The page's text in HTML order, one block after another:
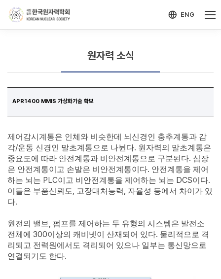
ENG
원자력 소식
APR1400 MMIS 가상화기술 확보
제어감시계통은 인체와 비슷한데 뇌신경인 충추계통과 감
각/운동 신경인 말초계통으로 나뉜다. 원자력의 말초계통은
중요도에 따라 안전계통과 비안전계통으로 구분된다. 심장
은 안전계통이고 손발은 비안전계통이다. 안전계통을 제어
하는 뇌는 PLC이고 비안전계통을 제어하는 뇌는 DCS이다.
이들은 부품신뢰도, 고장대처능력, 자율성 등에서 차이가 있
다.
원전의 밸브 , 펌프를 제어하는 두 유형의 시스템은 발전소
전체에 300이상의 캐비넷이 산재되어 있다. 물리적으로 격
리되고 전력원에서도 격리되어 있으나 일부는 통신망으로
연결되기도 한다.